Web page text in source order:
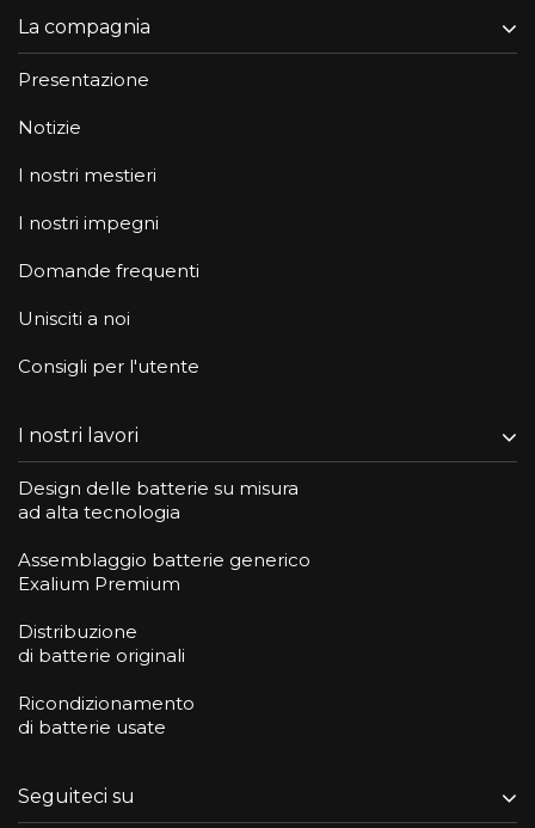
La compagnia
Presentazione
Notizie
I nostri mestieri
I nostri impegni
Domande frequenti
Unisciti a noi
Consigli per l'utente
I nostri lavori
Design delle batterie su misura
ad alta tecnologia
Assemblaggio batterie generico
Exalium Premium
Distribuzione
di batterie originali
Ricondizionamento
di batterie usate
Seguiteci su